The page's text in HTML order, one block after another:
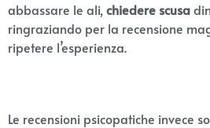
abbassare le ali, chiedere scusa
ringraziando per la recensione
ripetere l’esperienza.
Le recensioni psicopatiche invece